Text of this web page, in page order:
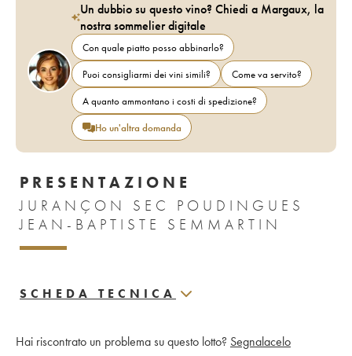
Un dubbio su questo vino? Chiedi a Margaux, la
nostra sommelier digitale
Con quale piatto posso abbinarlo?
Puoi consigliarmi dei vini simili?
Come va servito?
A quanto ammontano i costi di spedizione?
Ho un'altra domanda
PRESENTAZIONE
JURANÇON SEC POUDINGUES
JEAN-BAPTISTE SEMMARTIN
SCHEDA TECNICA
Hai riscontrato un problema su questo lotto? Segnalacelo